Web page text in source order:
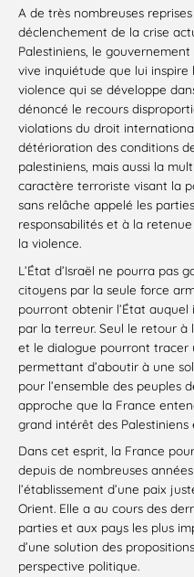
A de très nombreuses
déclenchement de la crise
Palestiniens, le
vive inquiétude que lui inspire
violence qui se développe
dénoncé le recours
violations du droit
détérioration des conditions
palestiniens, mais aussi la
caractère terroriste visant la
sans relâche appelé les
responsabilités et à la
la violence.
L’État d’Israël ne pourra pas
citoyens par la seule force
pourront obtenir l’État
par la terreur. Seul le retour
et le dialogue pourront tracer
permettant d’aboutir à une
pour l’ensemble des peuples
approche que la France
grand intérêt des Palestiniens
Dans cet esprit, la France
depuis de nombreuses
l’établissement d’une paix
Orient. Elle a au cours des
parties et aux pays les plus
d’une solution des
perspective politique.